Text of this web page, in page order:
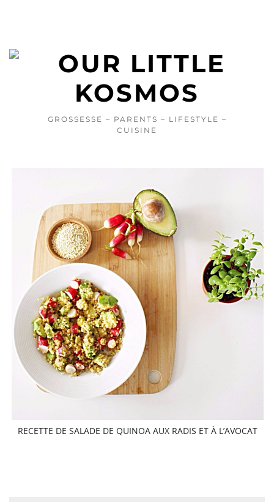
GROSSESSE – PARENTS – LIFESTYLE –
CUISINE
RECETTE DE SALADE DE QUINOA AUX RADIS ET À L’AVOCAT